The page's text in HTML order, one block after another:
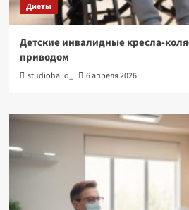
Диеты
Детские инвалидные кресла-
приводом
studiohallo_ 6 апреля 2026